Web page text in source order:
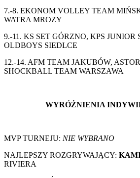
7.-8. EKONOM VOLLEY TEAM
WATRA MROZY
9.-11. KS SET GÓRZNO, KPS JUNIOR
OLDBOYS SIEDLCE
12.-14. AFM TEAM JAKUBÓW,
SHOCKBALL TEAM WARSZAWA
WYRÓŻNIENIA
MVP TURNEJU: NIE WYBRANO
NAJLEPSZY ROZGRYWAJĄCY:
RIVIERA